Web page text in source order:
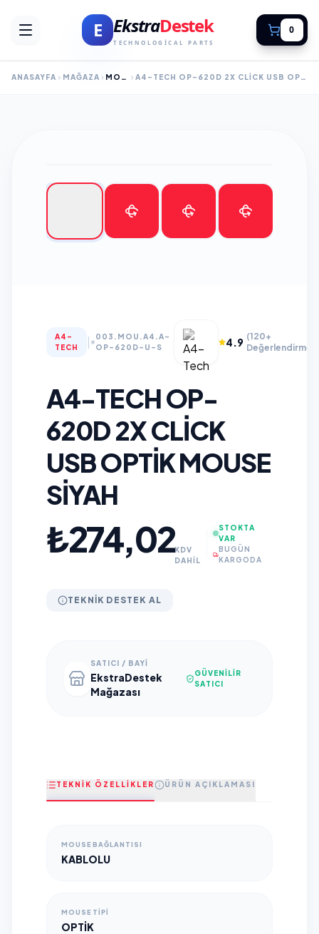
E EkstraDestek
TECHNOLOGICAL PARTS
0
ANASAYFA MAĞAZA MOUSE A4-TECH OP-620D 2X CLICK USB OPTIK MOUSE SIYAH
A4-
TECH
003.MOU.A4.A-
OP-620D-U-S
4.9 (120+
Değerlendirme)
A4-TECH OP-
620D 2X CLICK
USB OPTIK MOUSE
SIYAH
₺274,02KDV
DAHİL
STOKTA
VAR
BUGÜN
KARGODA
TEKNIK DESTEK AL
SATICI / BAYI
EkstraDestek
Mağazası
GÜVENILIR
SATICI
TEKNİK ÖZELLİKLER ÜRÜN AÇIKLAMASI
MOUSE BAĞLANTISI
KABLOLU
MOUSE TIPI
OPTIK